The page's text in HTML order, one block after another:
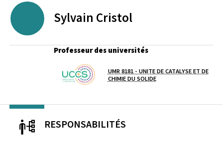
Sylvain Cristol
Professeur des universités
Laboratoire / équipe
UMR 8181 - UNITE DE CATALYSE ET DE
CHIMIE DU SOLIDE
RESPONSABILITÉS